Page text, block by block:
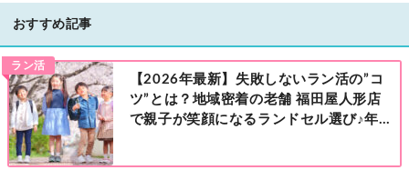
おすすめ記事
ラン活
【2026年最新】失敗しないラン活の”コ
ツ”とは？地域密着の老舗 福田屋人形店
で親子が笑顔になるランドセル選び♪年